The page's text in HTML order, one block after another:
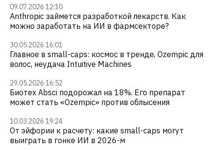
09.07.2026 12:10
Anthropic займется разработкой лекарств. Как
можно заработать на ИИ в фармсекторе?
30.05.2026 16:01
Главное в small-caps: космос в тренде, Ozempic для
волос, неудача Intuitive Machines
29.05.2026 16:52
Биотех Absci подорожал на 18%. Его препарат
может стать «Ozempic» против облысения
10.03.2026 19:24
От эйфории к расчету: какие small-caps могут
выиграть в гонке ИИ в 2026-м